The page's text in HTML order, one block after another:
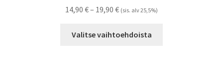
14,90 €– 19,90 €Hintaluokka:
-
(sis. alv 25,5%)
Valitse vaihtoehdoista